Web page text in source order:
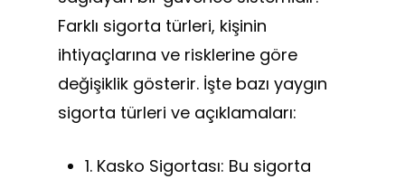
Farklı sigorta türleri, kişinin
ihtiyaçlarına ve risklerine göre
değişiklik gösterir. İşte bazı yaygın
sigorta türleri ve açıklamaları:
1. Kasko Sigortası: Bu sigorta